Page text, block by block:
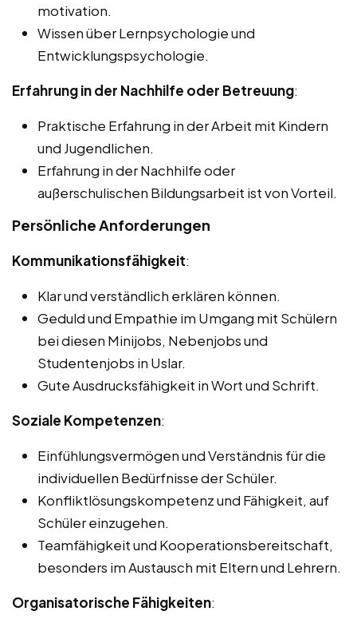
motivation.
Wissen über Lernpsychologie und
Entwicklungspsychologie.
Erfahrung in der Nachhilfe oder Betreuung:
Praktische Erfahrung in der Arbeit mit Kindern
und Jugendlichen.
Erfahrung in der Nachhilfe oder
außerschulischen Bildungsarbeit ist von Vorteil.
Persönliche Anforderungen
Kommunikationsfähigkeit:
Klar und verständlich erklären können.
Geduld und Empathie im Umgang mit Schülern
bei diesen Minijobs, Nebenjobs und
Studentenjobs in Uslar.
Gute Ausdrucksfähigkeit in Wort und Schrift.
Soziale Kompetenzen:
Einfühlungsvermögen und Verständnis für die
individuellen Bedürfnisse der Schüler.
Konfliktlösungskompetenz und Fähigkeit, auf
Schüler einzugehen.
Teamfähigkeit und Kooperationsbereitschaft,
besonders im Austausch mit Eltern und Lehrern.
Organisatorische Fähigkeiten: